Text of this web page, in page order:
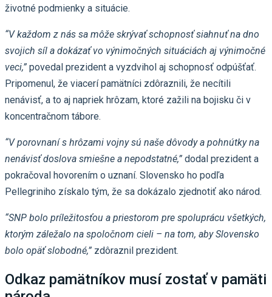
životné podmienky a situácie.
“V každom z nás sa môže skrývať schopnosť siahnuť na dno
svojich síl a dokázať vo výnimočných situáciách aj výnimočné
veci,” povedal prezident a vyzdvihol aj schopnosť odpúšťať.
Pripomenul, že viacerí pamätníci zdôraznili, že necítili
nenávisť, a to aj napriek hrôzam, ktoré zažili na bojisku či v
koncentračnom tábore.
“V porovnaní s hrôzami vojny sú naše dôvody a pohnútky na
nenávisť doslova smiešne a nepodstatné,” dodal prezident a
pokračoval hovorením o uznaní. Slovensko ho podľa
Pellegriniho získalo tým, že sa dokázalo zjednotiť ako národ.
“SNP bolo príležitosťou a priestorom pre spoluprácu všetkých,
ktorým záležalo na spoločnom cieli – na tom, aby Slovensko
bolo opäť slobodné,” zdôraznil prezident.
Odkaz pamätníkov musí zostať v pamäti